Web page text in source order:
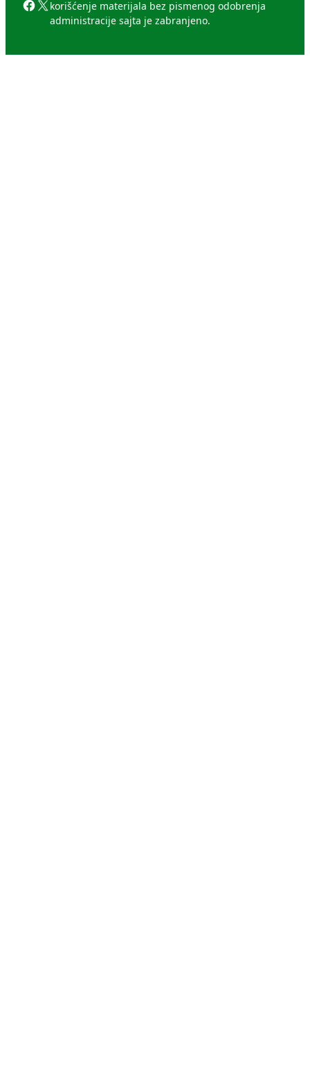
Facebook
X korišćenje materijala bez pismenog odobrenja
administracije sajta je zabranjeno.